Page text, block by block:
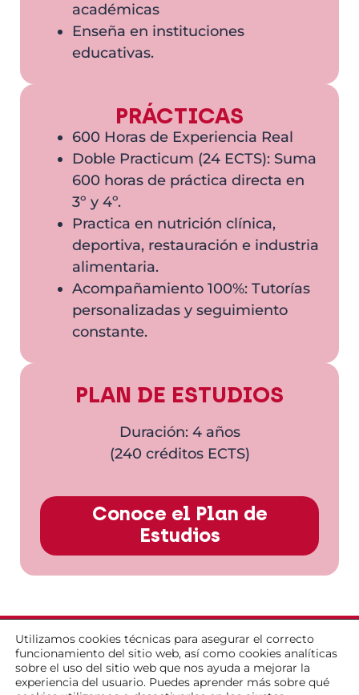
académicas
Enseña en instituciones
educativas.
PRÁCTICAS
600 Horas de Experiencia Real
Doble Practicum (24 ECTS): Suma
600 horas de práctica directa en
3º y 4º.
Practica en nutrición clínica,
deportiva, restauración e industria
alimentaria.
Acompañamiento 100%: Tutorías
personalizadas y seguimiento
constante.
PLAN DE ESTUDIOS
Duración: 4 años
(240 créditos ECTS)
Conoce el Plan de
Estudios
Empieza a ser un
profesional antes
Utilizamos cookies técnicas para asegurar el correcto
funcionamiento del sitio web, así como cookies analíticas
sobre el uso del sitio web que nos ayuda a mejorar la
experiencia del usuario. Puedes aprender más sobre qué